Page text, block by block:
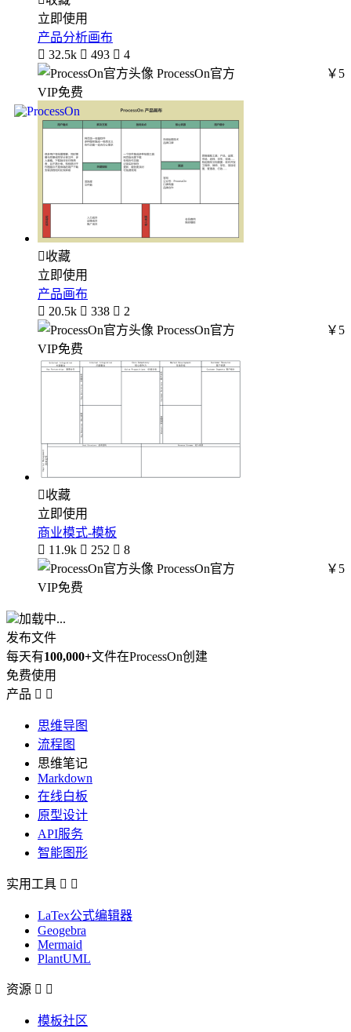
立即使用
产品分析画布
 32.5k  493  4
ProcessOn官方
￥5
VIP免费
收藏
立即使用
产品画布
 20.5k  338  2
ProcessOn官方
￥5
VIP免费
收藏
立即使用
商业模式-模板
 11.9k  252  8
ProcessOn官方
￥5
VIP免费
加载中...
发布文件
每天有100,000+文件在ProcessOn创建
免费使用
产品  
思维导图
流程图
思维笔记
Markdown
在线白板
原型设计
API服务
智能图形
实用工具  
LaTex公式编辑器
Geogebra
Mermaid
PlantUML
资源  
模板社区